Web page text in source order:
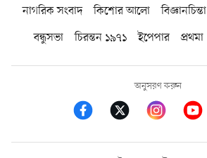
নাগরিক সংবাদ কিশোর আলো বিজ্ঞানচিন্তা
বন্ধুসভা
চিরন্তন ১৯৭১ ইপেপার প্রথমা
অনুসরণ করুন